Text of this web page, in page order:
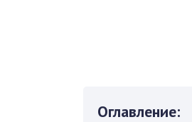
Оглавление: